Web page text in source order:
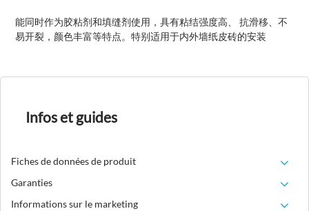
能同时作为胶粘剂和填缝剂使用，具有粘结强度高、 抗滑移、不
易开裂，颜色丰富等特点。特别适用于内外墙纸皮砖的安装
Infos et guides
Fiches de données de produit
Garanties
Informations sur le marketing